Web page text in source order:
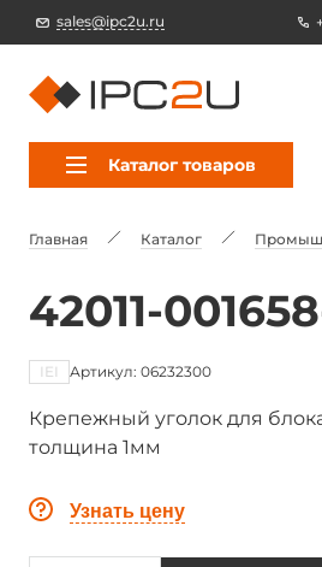
sales@ipc2u.ru
Каталог товаров
Главная Каталог
42011-
IEI Артикул: 06232300
Крепежный уголок для
толщина 1мм
Узнать цену